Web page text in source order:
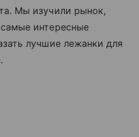
Мы изучили рынок,
интересные
лучшие лежанки для